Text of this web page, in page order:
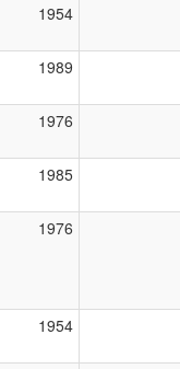
1954
1989
1976
1985
1976
1954